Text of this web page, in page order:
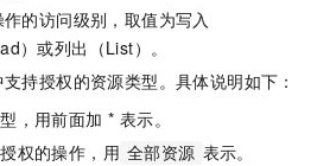
的访问级别，取值为写入
）或列出（List）。
持授权的资源类型。具体说明如下：
，用前面加 * 表示。
权的操作，用 全部资源 表示。